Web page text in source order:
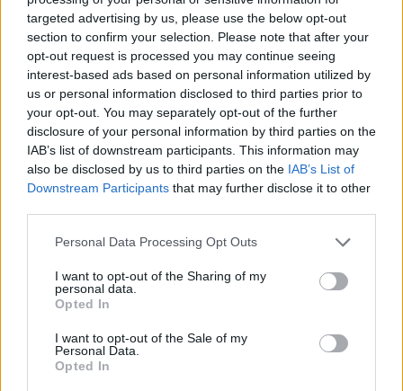
targeted advertising by us, please use the below opt-out
section to confirm your selection. Please note that after your
opt-out request is processed you may continue seeing
interest-based ads based on personal information utilized by
us or personal information disclosed to third parties prior to
your opt-out. You may separately opt-out of the further
disclosure of your personal information by third parties on the
IAB’s list of downstream participants. This information may
also be disclosed by us to third parties on the IAB’s List of
Downstream Participants that may further disclose it to other
Personal Data Processing Opt Outs
I want to opt-out of the Sharing of my
personal data.
Opted In
I want to opt-out of the Sale of my
Personal Data.
Opted In
Vittoria dell’Italia in Ue: 45 miliardi in più
all’agricoltura
La disoccupazione sale. Ma fra i giovani è in calo
© RIPRODUZIONE RISERVATA
agricoltura
Condividi
Scegli Moneta come fonte preferita